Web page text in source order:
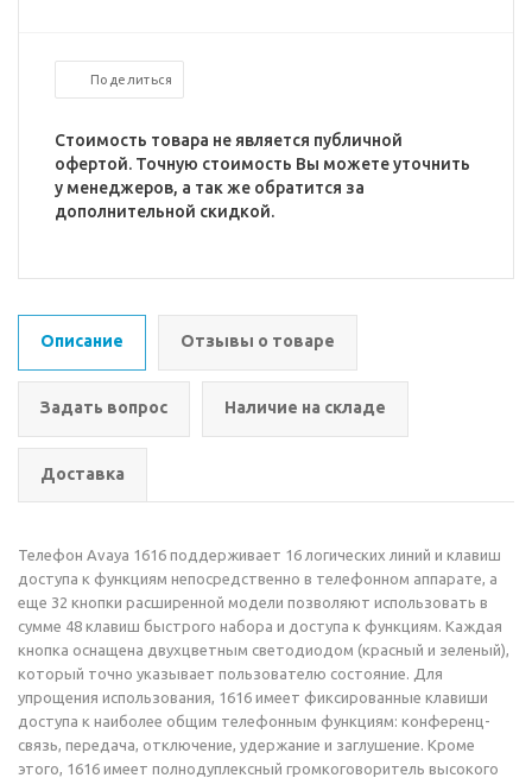
Поделиться
Стоимость товара не является публичной
офертой. Точную стоимость Вы можете уточнить
у менеджеров, а так же обратится за
дополнительной скидкой.
Описание Отзывы о товаре
Задать вопрос Наличие на складе
Доставка
Телефон Avaya 1616 поддерживает 16 логических линий и клавиш
доступа к функциям непосредственно в телефонном аппарате, а
еще 32 кнопки расширенной модели позволяют использовать в
сумме 48 клавиш быстрого набора и доступа к функциям. Каждая
кнопка оснащена двухцветным светодиодом (красный и зеленый),
который точно указывает пользователю состояние. Для
упрощения использования, 1616 имеет фиксированные клавиши
доступа к наиболее общим телефонным функциям: конференц-
связь, передача, отключение, удержание и заглушение. Кроме
этого, 1616 имеет полнодуплексный громкоговоритель высокого